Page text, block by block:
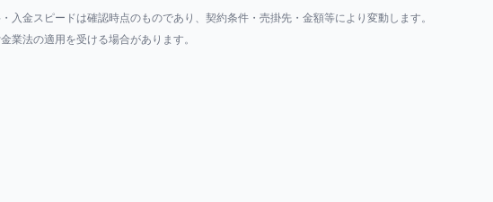
金スピードは確認時点のものであり、契約条件・売掛先・金額等により変動します。
業法の適用を受ける場合があります。